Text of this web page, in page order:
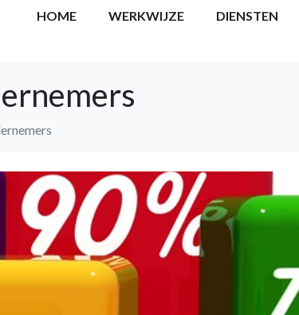
HOME WERKWIJZE DIENSTEN